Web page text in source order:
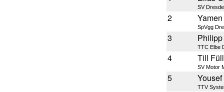
SV
2
SpVgg
3
TTC Elbe
4 Till
SV Motor
5
TTV